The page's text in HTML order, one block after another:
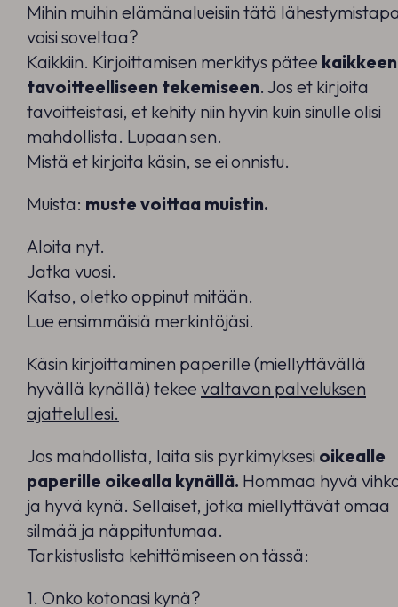
Mihin muihin elämänalueisiin tätä
voisi soveltaa?
Kaikkiin. Kirjoittamisen merkitys pätee kaikkeen
tavoitteelliseen tekemiseen. Jos et kirjoita
tavoitteistasi, et kehity niin hyvin kuin sinulle olisi
mahdollista. Lupaan sen.
Mistä et kirjoita käsin, se ei onnistu.
Muista: muste voittaa muistin.
Aloita nyt.
Jatka vuosi.
Katso, oletko oppinut mitään.
Lue ensimmäisiä merkintöjäsi.
Käsin kirjoittaminen paperille (miellyttävällä
hyvällä kynällä) tekee valtavan palveluksen
ajattelullesi.
Jos mahdollista, laita siis pyrkimyksesi oikealle
paperille oikealla kynällä. Hommaa hyvä
ja hyvä kynä. Sellaiset, jotka miellyttävät omaa
silmää ja näppituntumaa.
Tarkistuslista kehittämiseen on tässä:
1. Onko kotonasi kynä?